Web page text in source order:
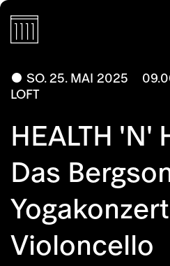
SO. 25. MAI 2025
LOFT
HEALTH 'N'
Das
Violoncello